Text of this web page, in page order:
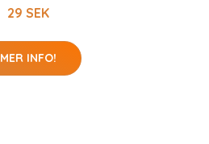
29 SEK
MER INFO!